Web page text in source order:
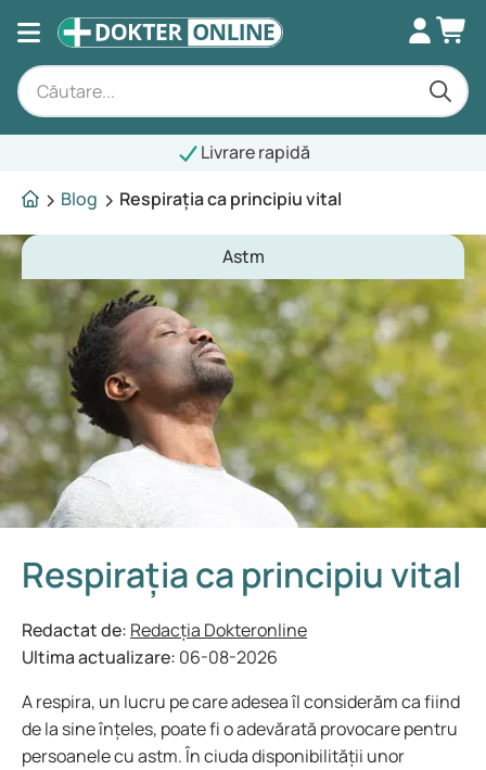
Livrare rapidă
Blog
Respirația ca principiu vital
Astm
Respirația ca principiu vital
Redactat de: Redacția Dokteronline
Ultima actualizare: 06-08-2026
A respira, un lucru pe care adesea îl considerăm ca fiind
de la sine înțeles, poate fi o adevărată provocare pentru
persoanele cu astm. În ciuda disponibilității unor